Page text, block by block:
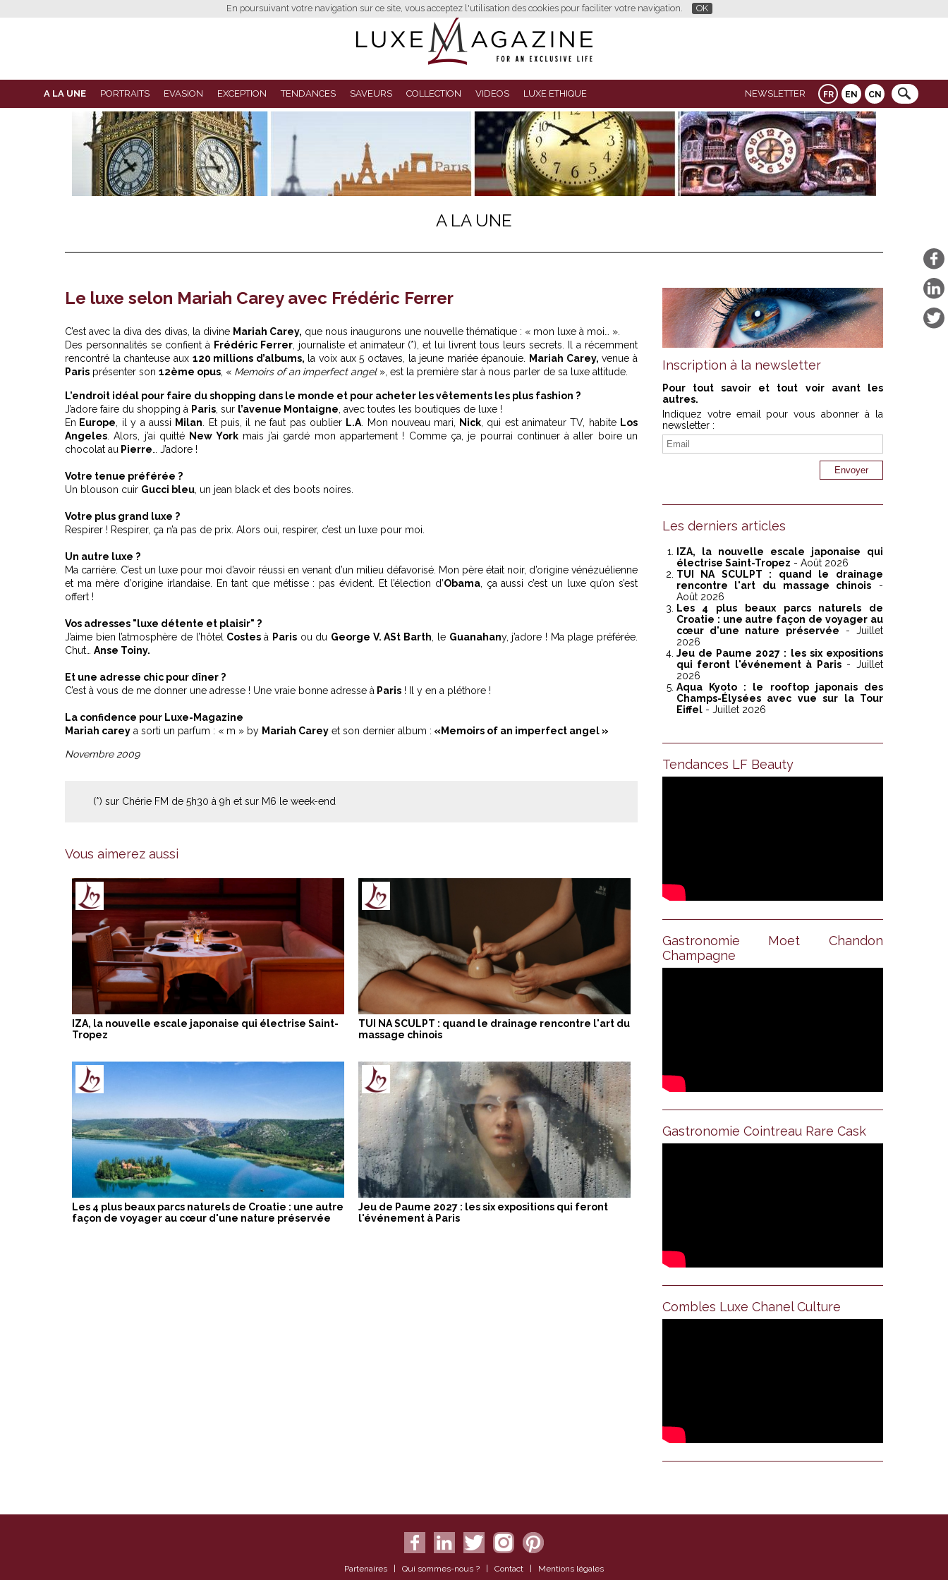
En poursuivant votre navigation sur ce site, vous acceptez l'utilisation des cookies pour faciliter votre navigation. OK
FR EN CN
A LA UNE PORTRAITS EVASION EXCEPTION TENDANCES SAVEURS COLLECTION VIDEOS LUXE ETHIQUE NEWSLETTER
A LA UNE
Le luxe selon Mariah Carey avec Frédéric Ferrer
C’est avec la diva des divas, la divine Mariah Carey, que nous inaugurons une nouvelle thématique : « mon luxe à moi… ».
Des personnalités se confient à Frédéric Ferrer, journaliste et animateur (*), et lui livrent tous leurs secrets. Il a récemment
rencontré la chanteuse aux 120 millions d’albums, la voix aux 5 octaves, la jeune mariée épanouie. Mariah Carey, venue à
Paris présenter son 12ème opus , « Memoirs of an imperfect angel», est la première star à nous parler de sa luxe attitude.
L’endroit idéal pour faire du shopping dans le monde et pour acheter les vêtements les plus fashion ?
J’adore faire du shopping à Paris , sur l’avenue Montaigne , avec toutes les boutiques de luxe !
En Europe , il y a aussi Milan . Et puis, il ne faut pas oublier L.A . Mon nouveau mari, Nick, qui est animateur TV, habite Los
Angeles . Alors, j’ai quitté New Yorkmais j’ai gardé mon appartement ! Comme ça, je pourrai continuer à aller boire un
chocolat au Pierre … J’adore !
Votre tenue préférée ?
Un blouson cuir Gucci bleu , un jean black et des boots noires.
Votre plus grand luxe ?
Respirer ! Respirer, ça n’a pas de prix. Alors oui, respirer, c’est un luxe pour moi.
Un autre luxe ?
Ma carrière. C’est un luxe pour moi d’avoir réussi en venant d’un milieu défavorisé. Mon père était noir, d’origine vénézuélienne
et ma mère d’origine irlandaise. En tant que métisse : pas évident. Et l’élection d’Obama , ça aussi c’est un luxe qu’on s’est
offert !
Vos adresses "luxe détente et plaisir" ?
J’aime bien l’atmosphère de l’hôtel Costesà Parisou du George V. ASt Barth , le Guanahany, j’adore ! Ma plage préférée.
Chut… Anse Toiny.
Et une adresse chic pour dîner ?
C’est à vous de me donner une adresse ! Une vraie bonne adresse à Paris ! Il y en a pléthore !
La confidence pour Luxe-Magazine
Mariah carey a sorti un parfum : « m » by Mariah Carey et son dernier album : « Memoirs of an imperfect angel »
Novembre 2009
(*) sur Chérie FM de 5h30 à 9h et sur M6 le week-end
Vous aimerez aussi
IZA, la nouvelle escale japonaise qui électrise Saint-
Tropez
TUI NA SCULPT : quand le drainage rencontre l'art du
massage chinois
Les 4 plus beaux parcs naturels de Croatie : une autre
façon de voyager au cœur d'une nature préservée
Jeu de Paume 2027 : les six expositions qui feront
l'événement à Paris
Inscription à la newsletter
Pour tout savoir et tout voir avant les
autres.
Indiquez votre email pour vous abonner à la
newsletter :
Les derniers articles
IZA, la nouvelle escale japonaise qui
électrise Saint-Tropez - Août 2026
TUI NA SCULPT : quand le drainage
rencontre l'art du massage chinois -
Août 2026
Les 4 plus beaux parcs naturels de
Croatie : une autre façon de voyager au
cœur d'une nature préservée - Juillet
2026
Jeu de Paume 2027 : les six expositions
qui feront l'événement à Paris- Juillet
2026
Aqua Kyoto : le rooftop japonais des
Champs-Élysées avec vue sur la Tour
Eiffel- Juillet 2026
Tendances LF Beauty
Gastronomie Moet Chandon
Champagne
Gastronomie Cointreau Rare Cask
Combles Luxe Chanel Culture
Partenaires Qui sommes-nous ? Contact Mentions légales